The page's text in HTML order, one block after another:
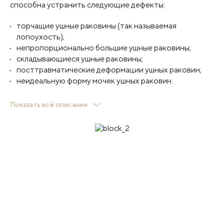
способна устранить следующие дефекты:
торчащие ушные раковины (так называемая
лопоухость);
непропорционально большие ушные раковины;
складывающиеся ушные раковины;
посттравматические деформации ушных раковин;
неидеальную форму мочек ушных раковин.
Наиболее распространённая операция – это
устранение лопоухости. В ходе вмешательства хирург
моделирует на мягких и хрящевых тканях
Показать всё описание